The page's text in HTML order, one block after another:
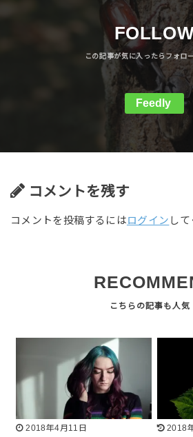
Feedly
コメントを残す
コメントを投稿するにはログイン して
2018年4月11日
2018